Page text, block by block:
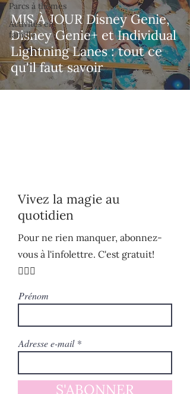
Parcs à thèmes
Activités en
famille
MIS À JOUR Disney Genie,
Disney Genie+ et Individual
Lightning Lanes : tout ce
qu'il faut savoir
Vivez la magie au
quotidien
Pour ne rien manquer, abonnez-
vous à l'infolettre. C'est gratuit!
🧚🏻‍♀️
Prénom
Adresse e-mail
S'ABONNER